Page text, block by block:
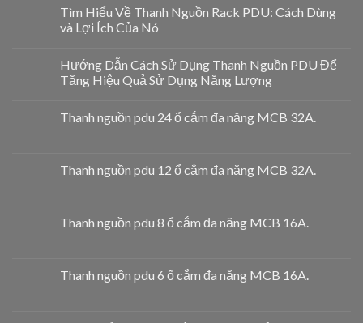
Tìm Hiểu Về Thanh Nguồn Rack PDU: Cách Dùng
và Lợi Ích Của Nó
Hướng Dẫn Cách Sử Dụng Thanh Nguồn PDU Để
Tăng Hiệu Quả Sử Dụng Năng Lượng
Thanh nguồn pdu 24 ổ cắm đa năng MCB 32A.
Thanh nguồn pdu 12 ổ cắm đa năng MCB 32A.
Thanh nguồn pdu 8 ổ cắm đa năng MCB 16A.
Thanh nguồn pdu 6 ổ cắm đa năng MCB 16A.